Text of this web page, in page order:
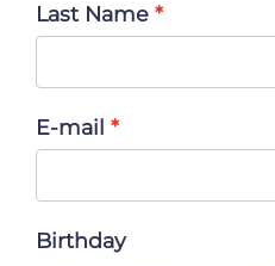
Last Name
E-mail
Birthday